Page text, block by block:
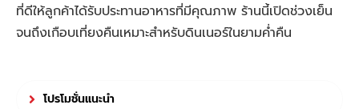
ที่ดีให้ลูกค้าได้รับประทานอาหารที่มีคุณภาพ ร้านนี้เปิดช่วงเย็น
จนถึงเกือบเที่ยงคืนเหมาะสำหรับดินเนอร์ในยามค่ำคืน
โปรโมชั่นแนะนำ